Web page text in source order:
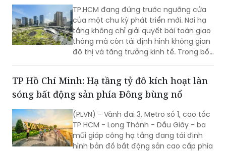
TP.HCM đang đứng trước ngưỡng cửa
của một chu kỳ phát triển mới. Nơi hạ
tầng không chỉ giải quyết bài toán giao
thông mà còn tái định hình không gian
đô thị và tăng trưởng kinh tế. Trong bối
kỳ vọng sẽ trở thành cú hích cho một
cực tăng trưởng mới của thành phố.
TP Hồ Chí Minh: Hạ tầng tỷ đô kích hoạt làn
sóng bất động sản phía Đông bùng nổ
(PLVN) - Vành đai 3, Metro số 1, cao tốc
TP HCM - Long Thành - Dầu Giây - ba
mũi giáp công hạ tầng đang tái định
hình bản đồ bất động sản cao cấp phía